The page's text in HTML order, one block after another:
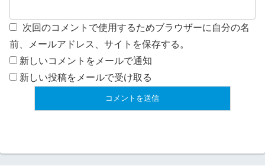
次回のコメントで使用するためブラウザーに自分の名
前、メールアドレス、サイトを保存する。
新しいコメントをメールで通知
新しい投稿をメールで受け取る